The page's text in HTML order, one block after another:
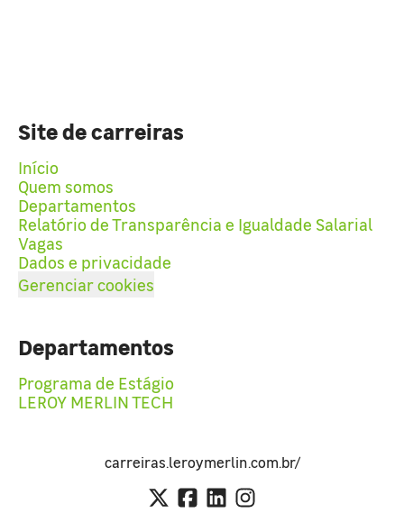
Site de carreiras
Início
Quem somos
Departamentos
Relatório de Transparência e Igualdade Salarial
Vagas
Dados e privacidade
Gerenciar cookies
Departamentos
Programa de Estágio
LEROY MERLIN TECH
carreiras.leroymerlin.com.br/